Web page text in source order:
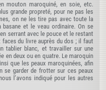
mouton maroquiné, en soie, etc.
grande propreté, pour ne pas les
on ne les tire pas avec toute la
et le veau ordinaire. On se
serrant avec le pouce et le restant
du livre auprès du dos ; il faut
tablier blanc, et travailler sur une
en deux ou en quatre. Le maroquin
que les peaux maroquinées, afin
se garder de frotter sur ces peaux
l’avons indiqué pour les autres